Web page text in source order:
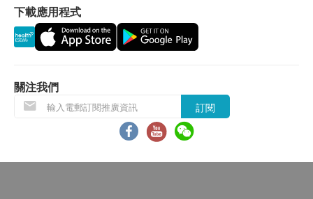
會延遲。
所有訂單須視乎相關貨品的供應情況再作最後確
認。倘若健康網購health.ESDlife未能提供任何訂
受該訂單，並且會於送貨前透過電話或電郵通知顧
客再作安排。
下載應用程式
關注我們
訂閱